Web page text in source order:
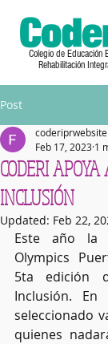
Colegio de Educación
Rehabilitación
Post
CODERI
INCLUSIÓN
coderiprwebsite
Feb 17, 2023 1
Updated: Feb 22,
Este año la
Olympics
5ta edición
Inclusión. En
seleccionado
quienes